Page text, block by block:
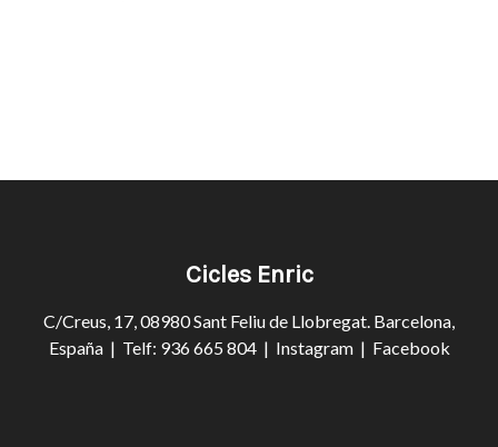
Cicles Enric
C/Creus, 17, 08980 Sant Feliu de Llobregat. Barcelona,
España | Telf: 936 665 804 | Instagram | Facebook